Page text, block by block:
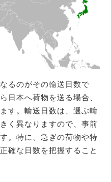
るのがその輸送日数で
日本へ荷物を送る場合、
す。輸送日数は、選ぶ輸
く異なりますので、事前
。特に、急ぎの荷物や特
確な日数を把握すること